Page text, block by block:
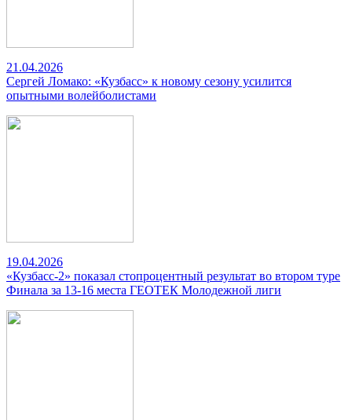
21.04.2026
Сергей Ломако: «Кузбасс» к новому сезону усилится
опытными волейболистами
19.04.2026
«Кузбасс-2» показал стопроцентный результат во втором туре
Финала за 13-16 места ГЕОТЕК Молодежной лиги